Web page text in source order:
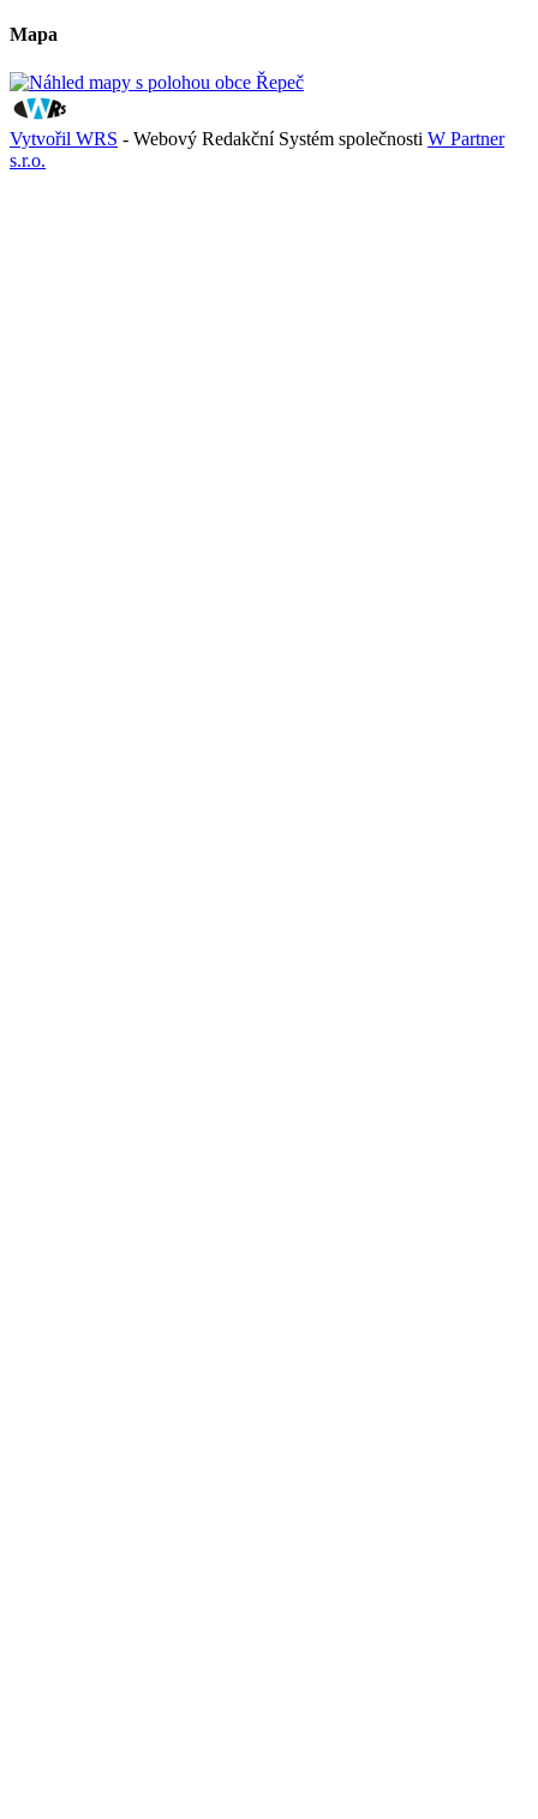
Mapa
Vytvořil WRS - Webový Redakční Systém společnosti W Partner
s.r.o.